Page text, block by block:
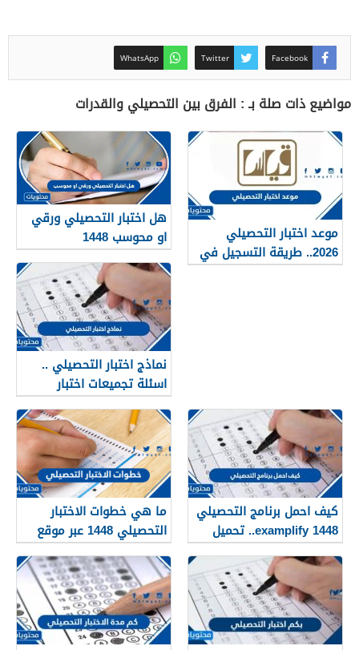
Facebook
Twitter
WhatsApp
مواضيع ذات صلة بـ : الفرق بين التحصيلي والقدرات
موعد اختبار التحصيلي
2026.. طريقة التسجيل في
الاختبار التحصيلي 1448
هل اختبار التحصيلي ورقي
او محوسب 1448
نماذج اختبار التحصيلي ..
اسئلة تجميعات اختبار
التحصيلي علمي ادبي
متوقعة 1448
كيف احمل برنامج التحصيلي
examplify 1448.. تحميل
برنامج التحصيلي
ما هي خطوات الاختبار
التحصيلي 1448 عبر موقع
قياس